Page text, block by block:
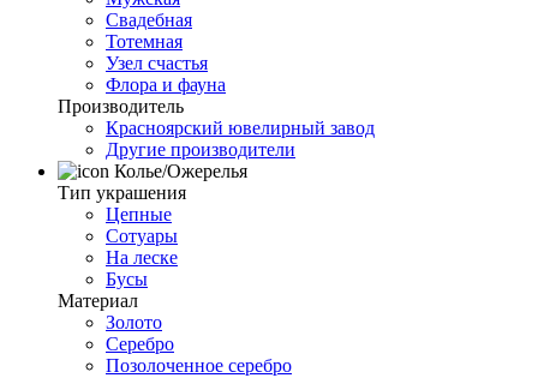
Свадебная
Тотемная
Узел счастья
Флора и фауна
Производитель
Красноярский ювелирный завод
Другие производители
Колье/Ожерелья
Тип украшения
Цепные
Сотуары
На леске
Бусы
Материал
Золото
Серебро
Позолоченное серебро